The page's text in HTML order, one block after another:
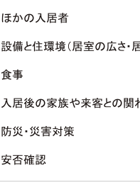
ほかの入居者
設備と住環境（居室の広さ・
食事
入居後の家族や来客との関
防災・災害対策
安否確認